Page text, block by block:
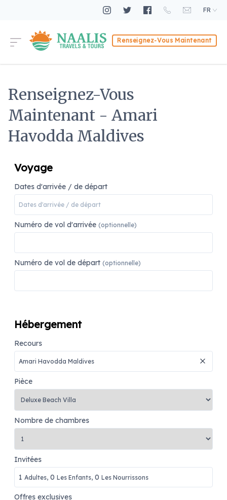
FR
Renseignez-Vous Maintenant
Renseignez-Vous
Maintenant - Amari
Havodda Maldives
Voyage
Dates d'arrivée / de départ
Numéro de vol d'arrivée (optionnelle)
Numéro de vol de départ (optionnelle)
Hébergement
Recours
Pièce
Nombre de chambres
Invitées
1 Adultes, 0 Les Enfants, 0 Les Nourrissons
Offres exclusives